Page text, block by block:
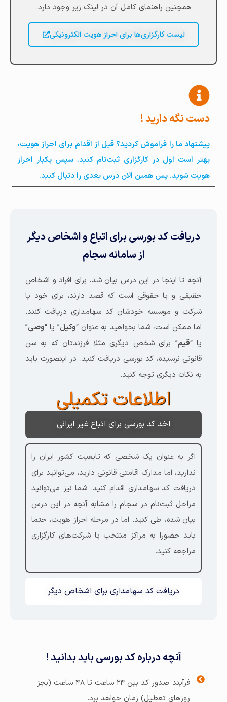
همچنین راهنمای کامل آن در لینک زیر وجود دارد.
لیست کارگزاری‌ها برای احراز هویت الکترونیکی
دست نگه دارید !
پیشنهاد ما را فراموش کردید؟ قبل از اقدام برای احراز هویت،
بهتر است اول در کارگزاری ثبت‌نام کنید. سپس یکبار احراز
هویت شوید. پس همین الان درس بعدی را دنبال کنید.
دریافت کد بورسی برای اتباع و اشخاص دیگر
از سامانه سجام
آنچه تا اینجا در این درس بیان شد، برای افراد و اشخاص
حقیقی و یا حقوقی است که قصد دارند، برای خود یا
شرکت و موسسه خودشان کد سهامداری دریافت کنند.
اما ممکن است، شما بخواهید به عنوان “وکیل” یا “وصی”
یا “قیم” برای شخص دیگری مثلا فرزندتان که به سن
قانونی نرسیده، کد بورسی دریافت کنید. در اینصورت باید
به نکات دیگری توجه کنید.
اطلاعات تکمیلی
اخذ کد بورسی برای اتباع غیر ایرانی
دریافت کد سهامداری برای اشخاص دیگر
اگر به عنوان یک شخصی که تابعیت کشور ایران را
ندارید، اما مدارک اقامتی قانونی دارید، می‌توانید برای
دریافت کد سهامداری اقدام کنید. شما نیز می‌توانید
مراحل ثبت‌نام در سجام را مشابه آنچه در این درس
بیان شده، طی کنید. اما در مرحله احراز هویت، حتما
باید حضورا به مراکز منتخب یا شرکت‌های کارگزاری
مراجعه کنید.
آنچه درباره کد بورسی باید بدانید !
فرآیند صدور کد بین ۲۴ ساعت تا ۴۸ ساعت (بجز
روزهای تعطیل) زمان خواهد برد.